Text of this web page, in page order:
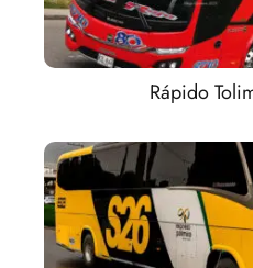
Rápido